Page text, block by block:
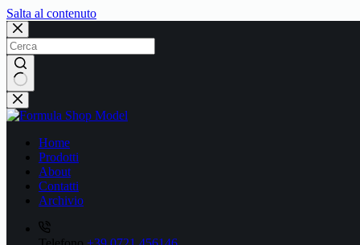
Salta al contenuto
Nessun
risultato
Home
Prodotti
About
Contatti
Archivio